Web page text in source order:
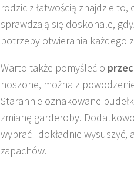
rodzic z łatwością znajdzie
sprawdzają się doskonale,
potrzeby otwierania każdego
Warto także pomyśleć o
noszone, można z
Starannie oznakowane
zmianę garderoby.
wyprać i dokładnie
zapachów.